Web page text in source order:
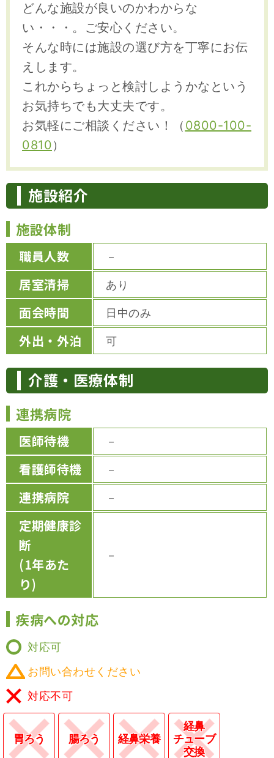
どんな施設が良いのかわからな
い・・・。ご安心ください。
そんな時には施設の選び方を丁寧にお伝
えします。
これからちょっと検討しようかなという
お気持ちでも大丈夫です。
お気軽にご相談ください！（ 0800-100-
0810）
施設紹介
施設体制
職員人数 －
居室清掃 あり
面会時間 日中のみ
外出・外泊 可
介護・医療体制
連携病院
医師待機 －
看護師待機 －
連携病院 －
定期健康診
断
(1年あた
り)
－
疾病への対応
対応可
お問い合わせください
対応不可
胃ろう 腸ろう 経鼻栄養
経鼻
チューブ
交換